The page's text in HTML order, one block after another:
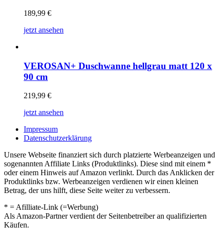
189,99 €
jetzt ansehen
VEROSAN+ Duschwanne hellgrau matt 120 x
90 cm
219,99 €
jetzt ansehen
Impressum
Datenschutzerklärung
Unsere Webseite finanziert sich durch platzierte Werbeanzeigen und
sogenannten Affiliate Links (Produktlinks). Diese sind mit einem *
oder einem Hinweis auf Amazon verlinkt. Durch das Anklicken der
Produktlinks bzw. Werbeanzeigen verdienen wir einen kleinen
Betrag, der uns hilft, diese Seite weiter zu verbessern.
* = Afilliate-Link (=Werbung)
Als Amazon-Partner verdient der Seitenbetreiber an qualifizierten
Käufen.